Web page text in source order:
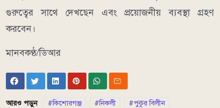
গুরুত্বের সাথে দেখছেন এবং প্রয়োজনীয় ব্যবস্থা গ্রহণ
করবেন।
মানবকণ্ঠ/ডিআর
আরও পড়ুন কিশোরগঞ্জ নিকলী পুকুর বিলীন